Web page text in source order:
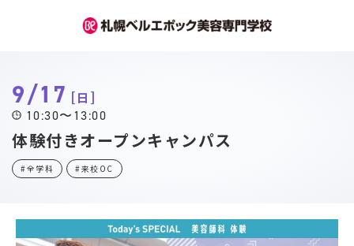
9/17 日
10:30〜13:00
体験付きオープンキャンパス
#全学科 #来校OC